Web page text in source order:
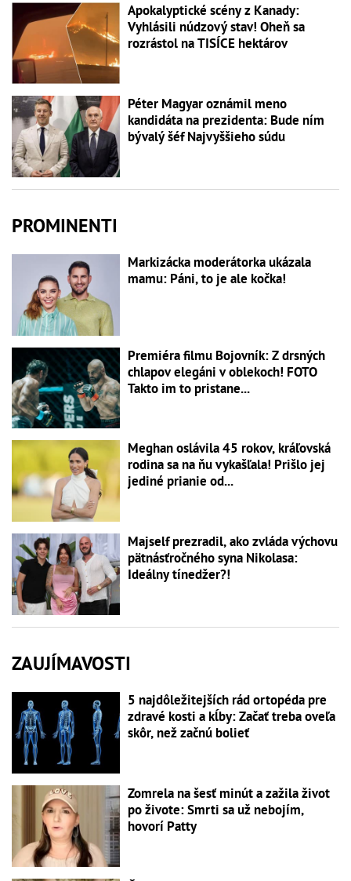
Apokalyptické scény z Kanady:
Vyhlásili núdzový stav! Oheň sa
rozrástol na TISÍCE hektárov
Péter Magyar oznámil meno
kandidáta na prezidenta: Bude ním
bývalý šéf Najvyššieho súdu
PROMINENTI
Markizácka moderátorka ukázala
mamu: Páni, to je ale kočka!
Premiéra filmu Bojovník: Z drsných
chlapov elegáni v oblekoch! FOTO
Takto im to pristane...
Meghan oslávila 45 rokov, kráľovská
rodina sa na ňu vykašľala! Prišlo jej
jediné prianie od...
Majself prezradil, ako zvláda výchovu
pätnásťročného syna Nikolasa:
Ideálny tínedžer?!
ZAUJÍMAVOSTI
5 najdôležitejších rád ortopéda pre
zdravé kosti a kĺby: Začať treba oveľa
skôr, než začnú bolieť
Zomrela na šesť minút a zažila život
po živote: Smrti sa už nebojím,
hovorí Patty